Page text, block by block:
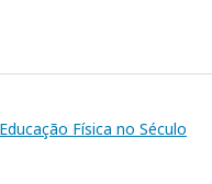
Física no Século